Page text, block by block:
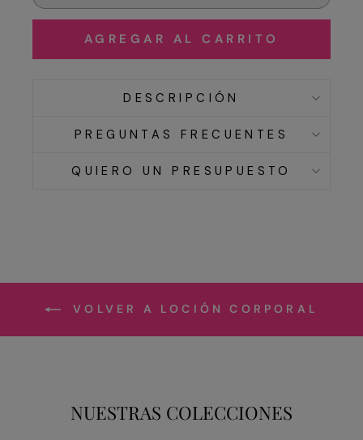
AGREGAR AL CARRITO
DESCRIPCIÓN
PREGUNTAS FRECUENTES
QUIERO UN PRESUPUESTO
VOLVER A LOCIÓN CORPORAL
NUESTRAS COLECCIONES